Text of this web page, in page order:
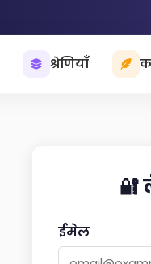
श्रेणियाँ
🔐
ईमेल